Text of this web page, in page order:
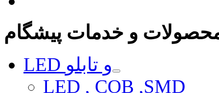
و خدمات پیشگام
LED و تابلو
LED , COB ,SMD